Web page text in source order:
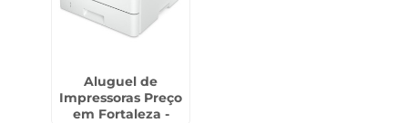
Aluguel de
Impressoras Preço
em Fortaleza -